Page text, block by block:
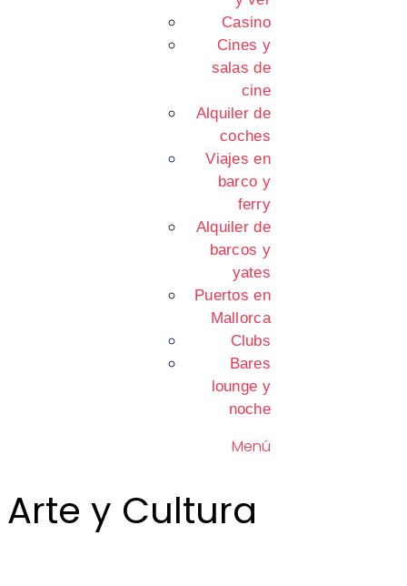
Casino
Cines y
salas de
cine
Alquiler de
coches
Viajes en
barco y
ferry
Alquiler de
barcos y
yates
Puertos en
Mallorca
Clubs
Bares
lounge y
noche
Menú
Arte y Cultura